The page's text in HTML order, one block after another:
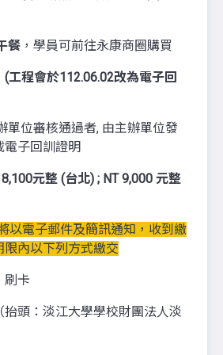
餐 ，學員可前往永康商圈購買
(工程會於112.06.02改為電子回
位審核通過者, 由主辦單位發
子回訓證明
元整 (台北) ; NT 9,000 元整
以電子郵件及簡訊通知，收到繳
限內以下列方式繳交
卡
頭：淡江大學學校財團法人淡